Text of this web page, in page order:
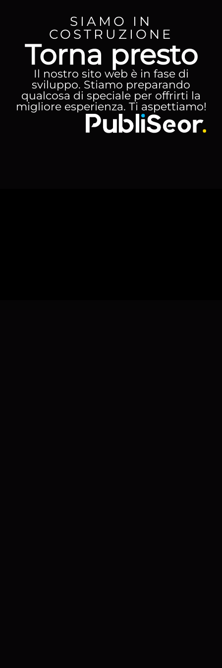
SIAMO IN
COSTRUZIONE
Torna presto
Il nostro sito web è in fase di
sviluppo. Stiamo preparando
qualcosa di speciale per offrirti la
migliore esperienza. Ti aspettiamo!